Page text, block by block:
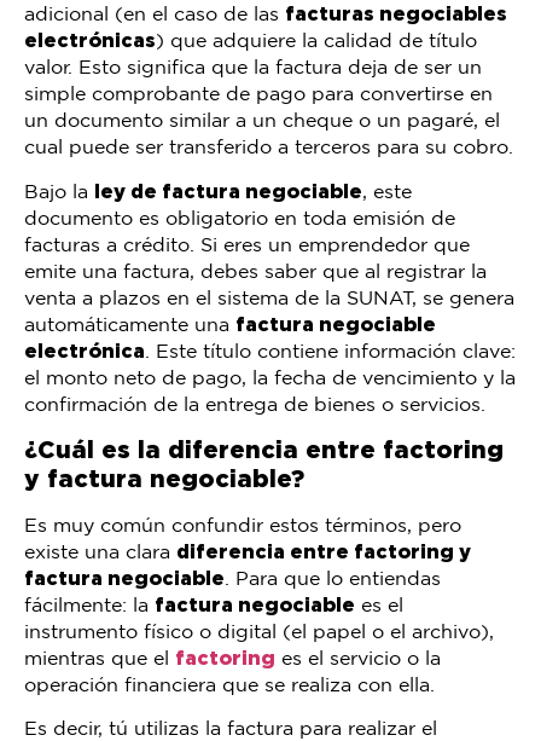
adicional (en el caso de las facturas negociables
electrónicas) que adquiere la calidad de título
valor. Esto significa que la factura deja de ser un
simple comprobante de pago para convertirse en
un documento similar a un cheque o un pagaré, el
cual puede ser transferido a terceros para su cobro.
Bajo la ley de factura negociable, este
documento es obligatorio en toda emisión de
facturas a crédito. Si eres un emprendedor que
emite una factura, debes saber que al registrar la
venta a plazos en el sistema de la SUNAT, se genera
automáticamente una factura negociable
electrónica . Este título contiene información clave:
el monto neto de pago, la fecha de vencimiento y la
confirmación de la entrega de bienes o servicios.
¿Cuál es la diferencia entre factoring
y factura negociable?
Es muy común confundir estos términos, pero
existe una clara diferencia entre factoring y
factura negociable . Para que lo entiendas
fácilmente: la factura negociable es el
instrumento físico o digital (el papel o el archivo),
mientras que el factoring es el servicio o la
operación financiera que se realiza con ella.
Es decir, tú utilizas la factura para realizar el